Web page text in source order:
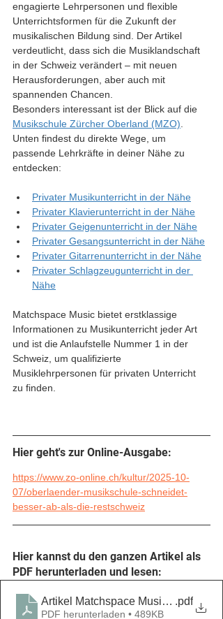
engagierte Lehrpersonen und flexible
Unterrichtsformen für die Zukunft der
musikalischen Bildung sind. Der Artikel
verdeutlicht, dass sich die Musiklandschaft
in der Schweiz verändert – mit neuen
Herausforderungen, aber auch mit
spannenden Chancen.
Besonders interessant ist der Blick auf die
Musikschule Zürcher Oberland (MZO)
Unten findest du direkte Wege, um
passende Lehrkräfte in deiner Nähe zu
entdecken:
Privater Musikunterricht in der Nähe
Privater Klavierunterricht in der Nähe
Privater Geigenunterricht in der Nähe
Privater Gesangsunterricht in der Nähe
Privater Gitarrenunterricht in der Nähe
Privater Schlagzeugunterricht in der
Nähe
Matchspace Music bietet erstklassige
Informationen zu Musikunterricht jeder Art
und ist die Anlaufstelle Nummer 1 in der
Schweiz, um qualifizierte
Musiklehrpersonen für privaten Unterricht
zu finden.
Hier geht's zur Online-Ausgabe:
https://www.zo-online.ch/kultur/2025-10-
07/oberlaender-musikschule-schneidet-
besser-ab-als-die-restschweiz
Hier kannst du den ganzen Artikel als
PDF herunterladen und lesen:
Artikel Matchspace Music - Zürcher
.pdf
PDF herunterladen • 489KB